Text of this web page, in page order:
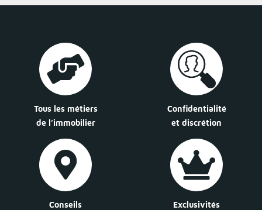
Tous les métiers
de l’immobilier
Confidentialité
et discrétion
Conseils
Exclusivités